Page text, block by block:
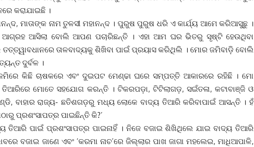
କରାଯାଇଛି ।
ମାତାଙ୍କ ନାମ ତୁଳସୀ ମହାନନ୍ଦ । ପୁରୁଷ ପୁରୁଷ ଧରି ଏ କାର୍ଯ୍ୟ ଆମେ କରିଆସୁଛୁ ।
ଆଗ୍ରହ ଆସିଲା ବୋଲି ଆପଣ ପଚାରିଛନ୍ତି । ଏହା ଆମ ଘର ଭିତରୁ ସୃଷ୍ଟି ହେଉଥିବା
ତାଳବାଦ୍ୟକୁ ଶିଖିବା ପାଇଁ ପ୍ରୟାସ କରିଥିଲି । ମୋର ଜମିବାଡ଼ି ବୋଲି
ଦୁର୍ବଳ ।
କିଛି ଚାଷକରେ ଏବଂ ଦୁଇପଟ ମେଣ୍ଢା ଘରେ ସମ୍ପତ୍ତି ଆକାରରେ ରହିଛି । ମୋ
ମୋତେ ସହଯୋଗ କରନ୍ତି । ଟିକରପଡ଼ା, ଟିଟିଲାଗଡ଼, ସଇଁତଳା, କଟାବାଞ୍ଜି ଓ
ବାହାର ରାଜ୍ୟ- ଛତିଶଗଡ଼ରୁ ମଧ୍ୟ ଲୋକେ ବାଦ୍ୟ ତିଆରି କରିବାପାଇଁ ଆସନ୍ତି । ହଁ
ପ୍ରଶଂସାପତ୍ର ପାଇଛିନ୍ତି କି?’
ତିଆରି ପାଇଁ ପ୍ରଶଂସାପତ୍ର ପାଇନାହିଁ । ନିଜେ ବଜାଇ ଶିଖିଥିଲେ ଯାଇ ବାଦ୍ୟ ତିଆରି
ବଜାଇ ଜାଣେ ଏବଂ ‘କରମା ନାଚ’ରେ ଜିଲ୍ଲାର ପାଖ ଜାଗା ମହଲେଇ, ମାଧିଆପାଳି,